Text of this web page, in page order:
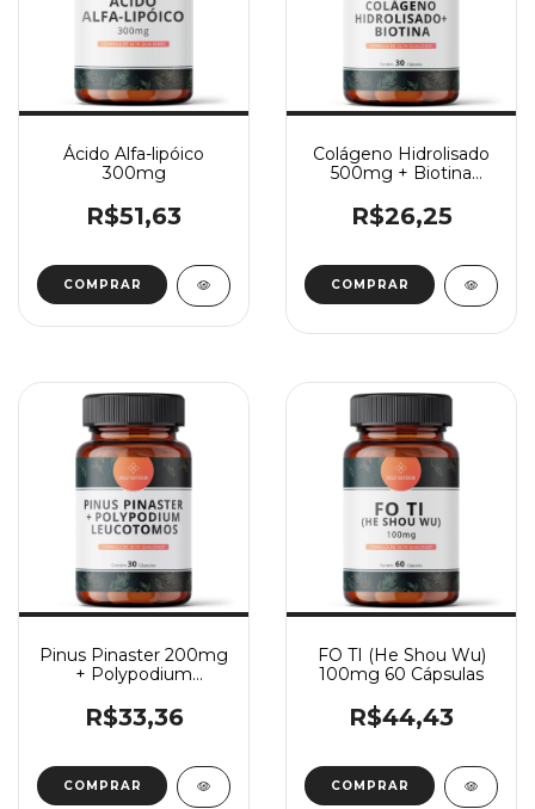
Ácido Alfa-lipóico
300mg
R$51,63
COMPRAR
Colágeno Hidrolisado
500mg + Biotina
R$26,25
Pinus Pinaster 200mg
+ Polypodium
30 Cápsulas
R$33,36
FO TI (He Shou Wu)
100mg 60 Cápsulas
R$44,43